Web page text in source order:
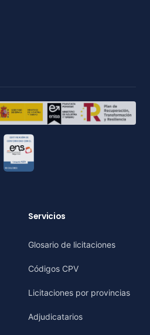
Servicios
Glosario de licitaciones
Códigos CPV
Licitaciones por provincias
Adjudicatarios